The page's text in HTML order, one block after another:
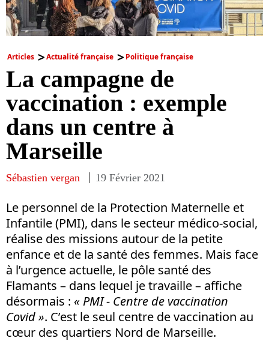
Articles Actualité française Politique française
La campagne de
vaccination : exemple
dans un centre à
Marseille
Sébastien vergan 19 Février 2021
Le personnel de la Protection Maternelle et
Infantile (PMI), dans le secteur médico-social,
réalise des missions autour de la petite
enfance et de la santé des femmes. Mais face
à l’urgence actuelle, le pôle santé des
Flamants – dans lequel je travaille – affiche
désormais : « PMI - Centre de vaccination
Covid ». C’est le seul centre de vaccination au
cœur des quartiers Nord de Marseille.